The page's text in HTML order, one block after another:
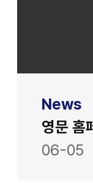
News
영문 홈
06-05